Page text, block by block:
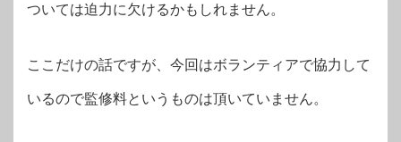
ついては迫力に欠けるかもしれません。
ここだけの話ですが、今回はボランティアで協力して
いるので監修料というものは頂いていません。